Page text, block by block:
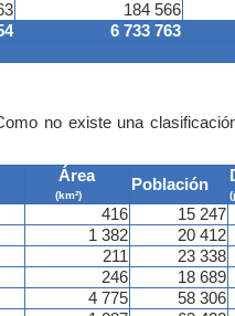
6 733 763
184 566
no existe una
Área
(km²)
Población
416 15 247
1 382 20 412
211 23 338
246 18 689
4 775 58 306